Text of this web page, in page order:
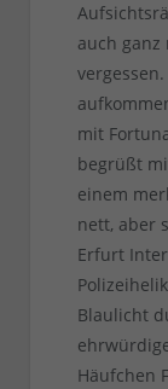
auch ganz
mit
begrüßt
einem
nett, aber
Erfurt
Blaulicht
Häufchen